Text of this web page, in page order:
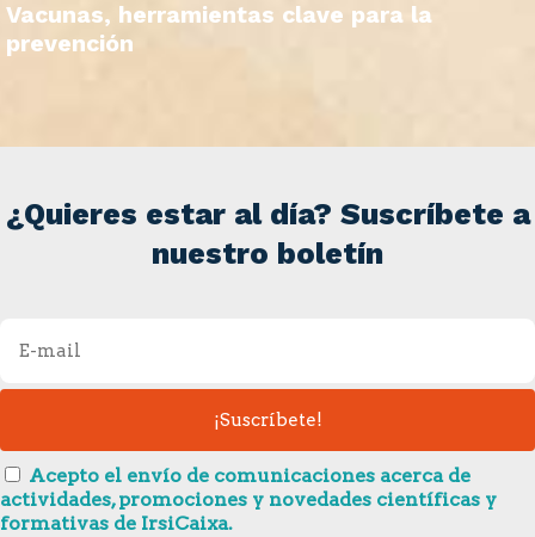
Vacunas, herramientas clave para la
prevención
¿Quieres estar al día? Suscríbete a
nuestro boletín
Acepto el envío de comunicaciones acerca de
actividades, promociones y novedades científicas y
formativas de IrsiCaixa.